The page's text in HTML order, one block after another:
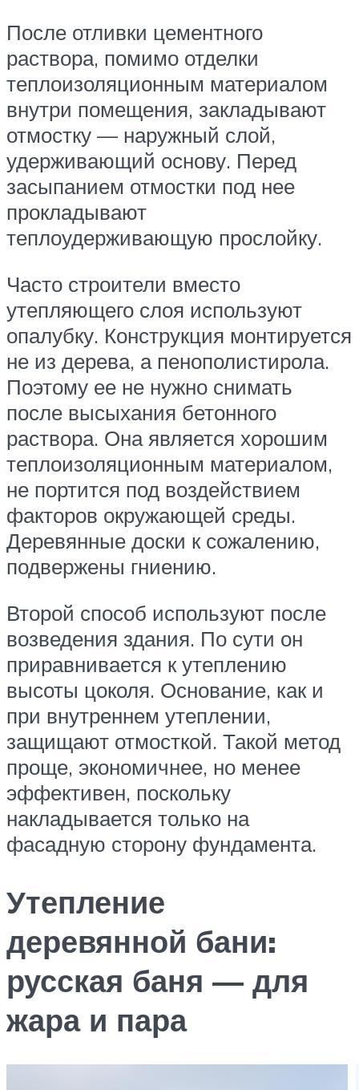
После отливки цементного
раствора, помимо отделки
теплоизоляционным материалом
внутри помещения, закладывают
отмостку — наружный слой,
удерживающий основу. Перед
засыпанием отмостки под нее
прокладывают
теплоудерживающую прослойку.
Часто строители вместо
утепляющего слоя используют
опалубку. Конструкция монтируется
не из дерева, а пенополистирола.
Поэтому ее не нужно снимать
после высыхания бетонного
раствора. Она является хорошим
теплоизоляционным материалом,
не портится под воздействием
факторов окружающей среды.
Деревянные доски к сожалению,
подвержены гниению.
Второй способ используют после
возведения здания. По сути он
приравнивается к утеплению
высоты цоколя. Основание, как и
при внутреннем утеплении,
защищают отмосткой. Такой метод
проще, экономичнее, но менее
эффективен, поскольку
накладывается только на
фасадную сторону фундамента.
Утепление
деревянной бани:
русская баня — для
жара и пара